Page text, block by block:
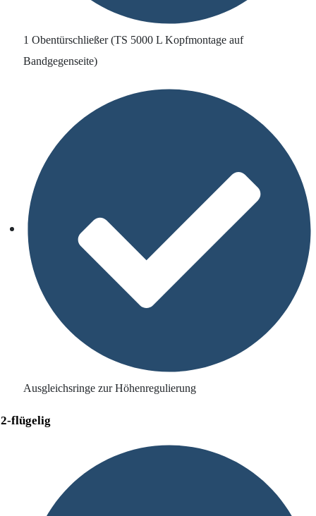
1 Obentürschließer (TS 5000 L Kopfmontage auf
Bandgegenseite)
Ausgleichsringe zur Höhenregulierung
2-flügelig